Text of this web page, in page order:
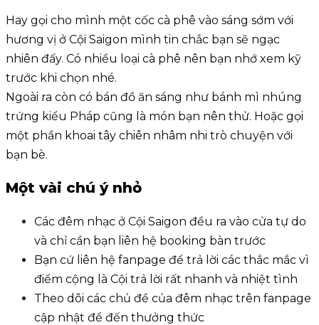
Hay gọi cho mình một cốc cà phê vào sáng sớm với
hương vị ở Cội Saigon mình tin chắc bạn sẽ ngạc
nhiên đấy. Có nhiều loại cà phê nên bạn nhớ xem kỹ
trước khi chọn nhé.
Ngoài ra còn có bán đồ ăn sáng như bánh mì nhúng
trứng kiểu Pháp cũng là món bạn nên thử. Hoặc gọi
một phần khoai tây chiên nhâm nhi trò chuyện với
bạn bè.
Một vài chú ý nhỏ
Các đêm nhạc ở Cội Saigon đều ra vào cửa tự do
và chỉ cần bạn liên hệ booking bàn trước
Bạn cứ liên hệ fanpage để trả lời các thắc mắc vì
điểm cộng là Cội trả lời rất nhanh và nhiệt tình
Theo dõi các chủ đề của đêm nhạc trên fanpage
cập nhật để đến thưởng thức